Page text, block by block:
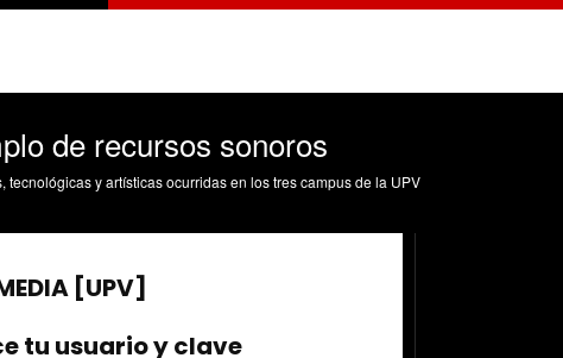
de recursos sonoros
y artísticas ocurridas en los tres campus de la UPV